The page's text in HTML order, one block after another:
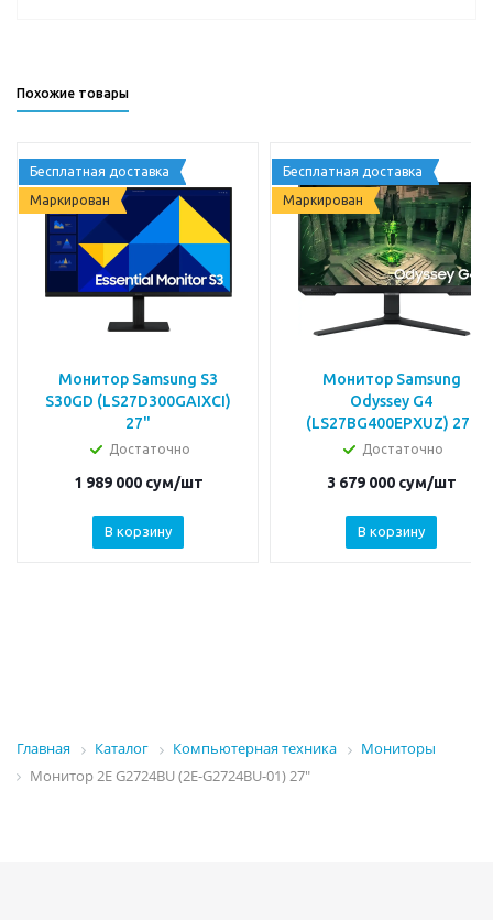
Похожие товары
Бесплатная доставка
Маркирован
Монитор Samsung S3
S30GD (LS27D300GAIXCI)
27"
Достаточно
1 989 000сум/шт
В корзину
Бесплатная доставка
Маркирован
Монитор Samsung
Odyssey G4
(LS27BG400EPXUZ) 27"
Достаточно
3 679 000сум/шт
В корзину
Главная Каталог Компьютерная техника
Мониторы
Монитор 2E G2724BU (2E-G2724BU-01) 27"